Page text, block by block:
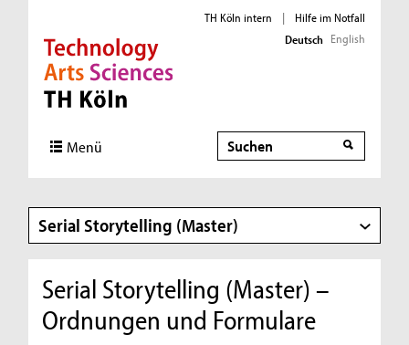
Direkt zur Hauptnavigation
Direkt zur Subnavigation
Direkt zum Inhalt
Direkt zum Fußbereich
TH Köln intern |
Hilfe im Notfall
Deutsch English
Menü Suche
Serial Storytelling (Master)
Serial Storytelling (Master) –
Ordnungen und Formulare